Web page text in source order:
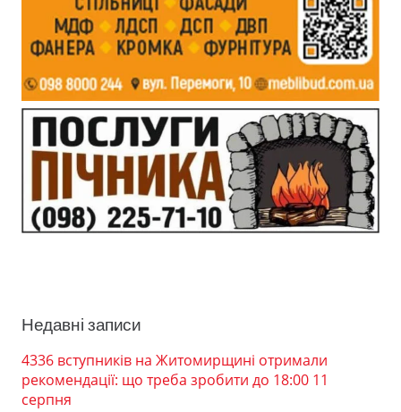
Недавні записи
4336 вступників на Житомирщині отримали
рекомендації: що треба зробити до 18:00 11
серпня